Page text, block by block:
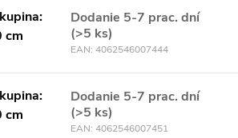
cm
Dodanie 5-7 prac. dní
(>5 ks)
EAN: 4062546007444
cm
Dodanie 5-7 prac. dní
(>5 ks)
EAN: 4062546007451